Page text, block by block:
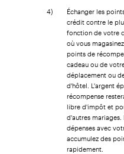
4)
Échanger les
crédit contre le
fonction de votre
où vous
points de
cadeau ou de
déplacement ou
d'hôtel. L'argent
récompense
libre d'impôt et
d'autres
dépenses avec
accumulez des
rapidement.